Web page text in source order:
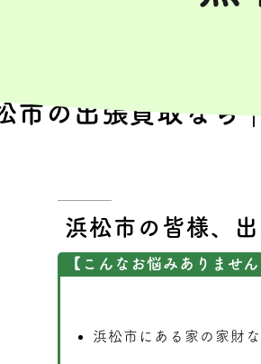
市の出張買取なら
浜松市の皆様、
【こんなお悩みありませ
浜松市にある家の家財